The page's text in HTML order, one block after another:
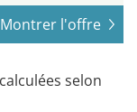
Montrer l'offre
selon